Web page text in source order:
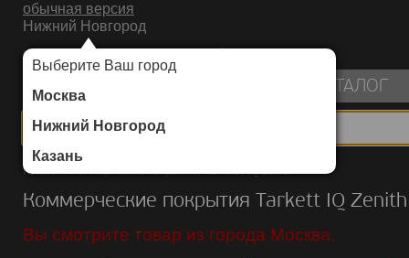
обычная версия
Нижний Новгород
Выберите Ваш город
Москва
Нижний Новгород
Казань
ИНТЕРНЕТ-МАГАЗИН НАПОЛЬНЫХ ПОКРЫТИЙ
КАТАЛОГ
Каталог/Коммерческие покрытия/Tarkett/IQ Zenith
Коммерческие покрытия Tarkett IQ
Вы смотрите товар из города Москва.